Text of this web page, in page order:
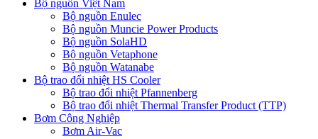
Bộ nguồn Việt Nam
Bộ nguồn Enulec
Bộ nguồn Muncie Power Products
Bộ nguồn SolaHD
Bộ nguồn Vetaphone
Bộ nguồn Watanabe
Bộ trao đổi nhiệt HS Cooler
Bộ trao đổi nhiệt Pfannenberg
Bộ trao đổi nhiệt Thermal Transfer Product (TTP)
Bơm Công Nghiệp
Bơm Air-Vac